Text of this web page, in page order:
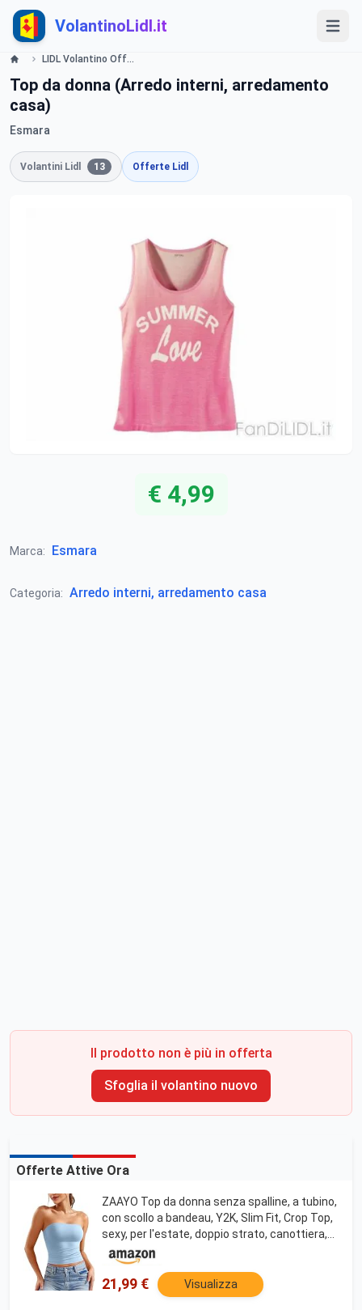
VolantinoLidl.it
LIDL Volantino Offerte e Promozioni - Guardaroba - Offerte valide dal 6 giugno 2016 Lidl
Top da donna (Arredo interni, arredamento
casa)
Esmara
Volantini Lidl 13 Offerte Lidl
€ 4,99
Marca: Esmara
Categoria: Arredo interni, arredamento casa
Il prodotto non è più in offerta
Sfoglia il volantino nuovo
Offerte Attive Ora
ZAAYO Top da donna senza spalline, a tubino,
con scollo a bandeau, Y2K, Slim Fit, Crop Top,
sexy, per l'estate, doppio strato, canottiera,
Azzurro, S
21,99 € Visualizza